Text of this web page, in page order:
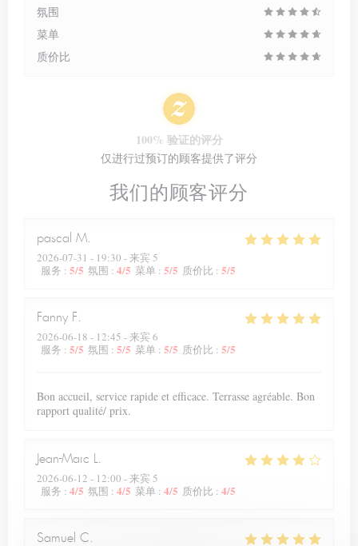
我们的顾客评分
pascal M
2026-07-31 - 19:30 - 来宾 5
服务 : 5/5 氛围 : 4/5 菜单 : 5/5 质价比 : 5/5
Fanny F
2026-06-18 - 12:45 - 来宾 6
服务 : 5/5 氛围 : 5/5 菜单 : 5/5 质价比 : 5/5
Bon accueil, service rapide et efficace. Terrasse agréable. Bon
rapport qualité/ prix.
Jean-Marc L
2026-06-12 - 12:00 - 来宾 5
服务 : 4/5 氛围 : 4/5 菜单 : 4/5 质价比 : 4/5
Samuel C
氛围
菜单
质价比
100% 验证的评分
仅进行过预订的顾客提供了评分